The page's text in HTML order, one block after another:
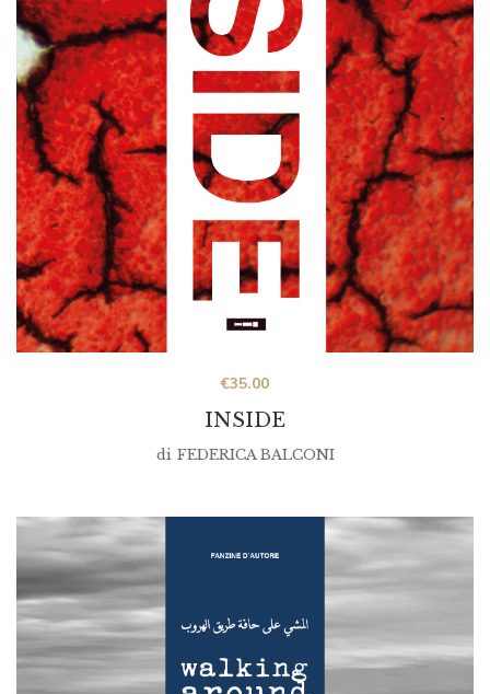
INSIDE
€35.00
di FEDERICA BALCONI